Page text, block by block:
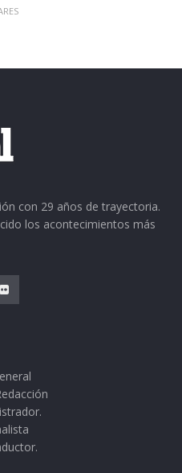
ITAI/DV-UM-
con 29 años de trayectoria.
los acontecimientos más